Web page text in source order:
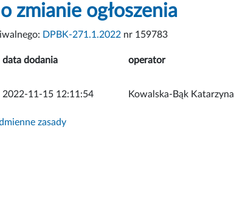
zmianie ogłoszenia
DPBK-271.1.2022 nr 159783
data dodania operator
2022-11-15 12:11:54 Kowalska-Bąk Katarzyna
zasady